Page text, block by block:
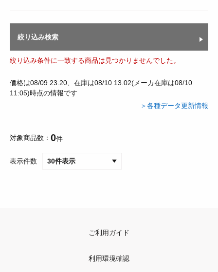
絞り込み検索
絞り込み条件に一致する商品は見つかりませんでした。
価格は08/09 23:20、在庫は08/10 13:02(メーカ在庫は08/10
11:05)時点の情報です
＞各種データ更新情報
対象商品数 0件
表示件数 30件表示
ご利用ガイド
利用環境確認